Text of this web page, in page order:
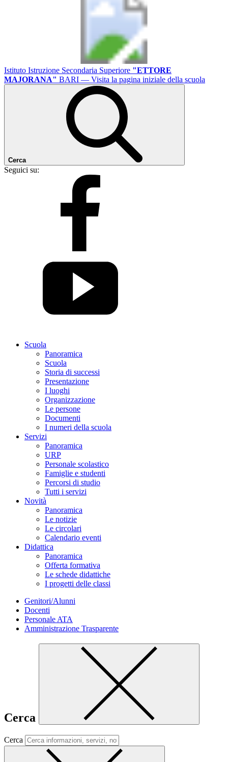
Istituto Istruzione Secondaria Superiore "ETTORE
MAJORANA" BARI — Visita la pagina iniziale della scuola
Cerca
Seguici su:
Scuola
Panoramica
Scuola
Storia di successi
Presentazione
I luoghi
Organizzazione
Le persone
Documenti
I numeri della scuola
Servizi
Panoramica
URP
Personale scolastico
Famiglie e studenti
Percorsi di studio
Tutti i servizi
Novità
Panoramica
Le notizie
Le circolari
Calendario eventi
Didattica
Panoramica
Offerta formativa
Le schede didattiche
I progetti delle classi
Genitori/Alunni
Docenti
Personale ATA
Amministrazione Trasparente
Cerca
Cerca